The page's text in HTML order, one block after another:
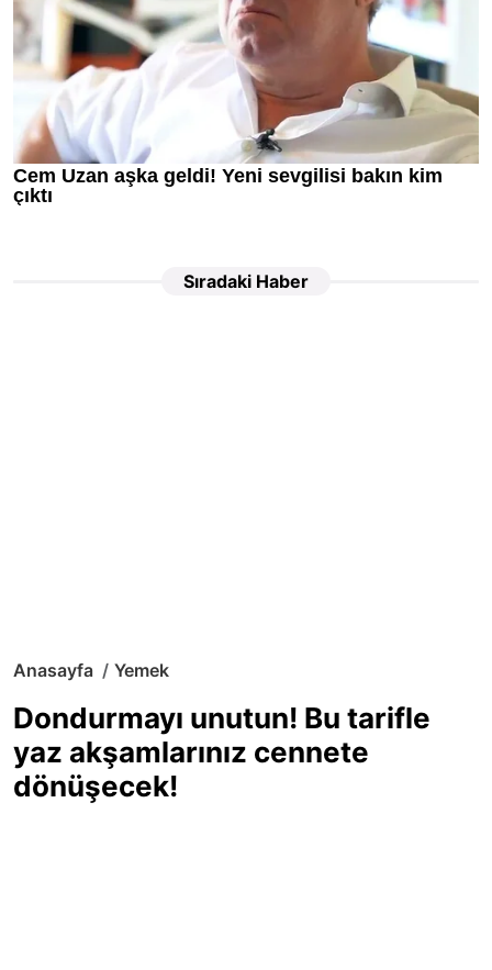
Sıradaki Haber
Anasayfa Yemek
Dondurmayı unutun! Bu tarifle
yaz akşamlarınız cennete
dönüşecek!